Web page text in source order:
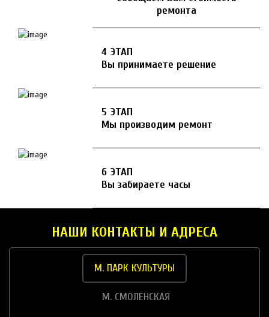
ремонта
4 ЭТАП
Вы принимаете решение
5 ЭТАП
Мы производим ремонт
6 ЭТАП
Вы забираете часы
НАШИ КОНТАКТЫ И АДРЕСА
М. ПАРК КУЛЬТУРЫ
М. СМОЛЕНСКАЯ